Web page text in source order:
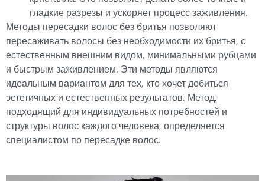
гладкие разрезы и ускоряет процесс заживления.
Методы пересадки волос без бритья позволяют
пересаживать волосы без необходимости их бритья, с
естественным внешним видом, минимальными рубцами
и быстрым заживлением. Эти методы являются
идеальным вариантом для тех, кто хочет добиться
эстетичных и естественных результатов. Метод,
подходящий для индивидуальных потребностей и
структуры волос каждого человека, определяется
специалистом по пересадке волос.